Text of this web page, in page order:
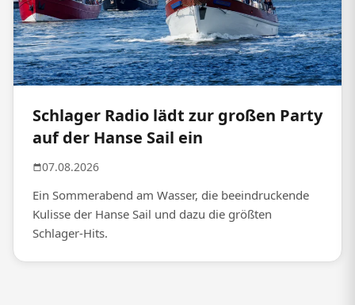
Schlager Radio lädt zur großen Party
auf der Hanse Sail ein
07.08.2026
Ein Sommerabend am Wasser, die beeindruckende
Kulisse der Hanse Sail und dazu die größten
Schlager-Hits.